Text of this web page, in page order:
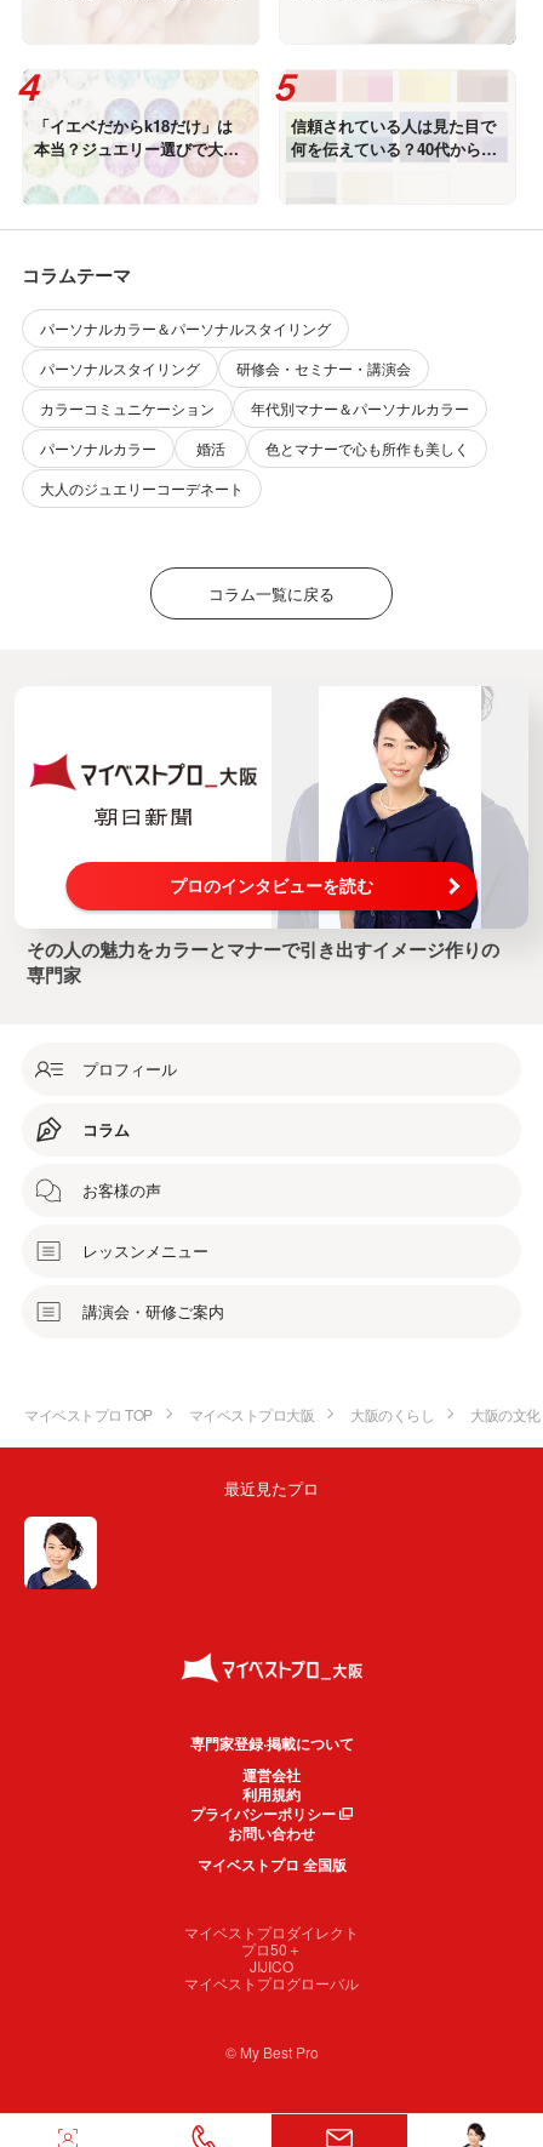
しています
「説明力」ではありません
「イエベだからk18だけ」は
本当？ジュエリー選びで大切
なこと
信頼されている人は見た目で
何を伝えている？40代からの
コラムテーマ
パーソナルカラー＆パーソナルスタイリング
パーソナルスタイリング
研修会・セミナー・講演会
カラーコミュニケーション
年代別マナー＆パーソナルカラー
パーソナルカラー
婚活
色とマナーで心も所作も美しく
大人のジュエリーコーデネート
コラム一覧に戻る
プロのインタビューを読む
その人の魅力をカラーとマナーで引き出すイメージ作りの
専門家
プロフィール
コラム
お客様の声
レッスンメニュー
講演会・研修ご案内
マイベストプロ TOP マイベストプロ大阪 大阪のくらし 大阪の文
最近見たプロ
専門家登録·掲載について
運営会社
利用規約
プライバシーポリシー
お問い合わせ
マイベストプロ 全国版
マイベストプロダイレクト
プロ50＋
JIJICO
マイベストプログローバル
© My Best Pro